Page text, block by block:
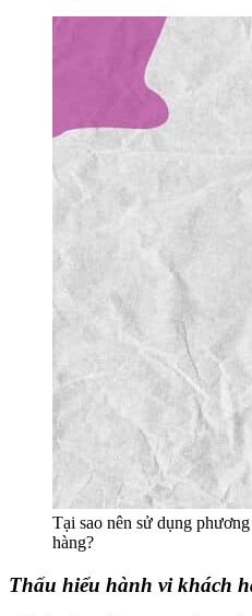
Tại sao nên sử dụng
hàng?
Thấu hiểu hành vi khách